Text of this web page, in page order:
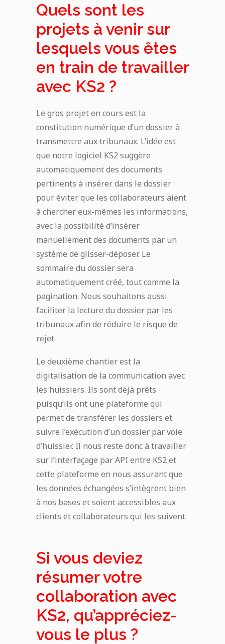
Quels sont les
projets à venir sur
lesquels vous êtes
en train de travailler
avec KS2 ?
Le gros projet en cours est la
constitution numérique d’un dossier à
transmettre aux tribunaux. L’idée est
que notre logiciel KS2 suggère
automatiquement des documents
pertinents à insérer dans le dossier
pour éviter que les collaborateurs aient
à chercher eux-mêmes les informations,
avec la possibilité d’insérer
manuellement des documents par un
système de glisser-déposer. Le
sommaire du dossier sera
automatiquement créé, tout comme la
pagination. Nous souhaitons aussi
faciliter la lecture du dossier par les
tribunaux afin de réduire le risque de
rejet.
Le deuxième chantier est la
digitalisation de la communication avec
les huissiers. Ils sont déjà prêts
puisqu’ils ont une plateforme qui
permet de transférer les dossiers et
suivre l’exécution d’un dossier par voie
d’huissier. Il nous reste donc à travailler
sur l’interfaçage par API entre KS2 et
cette plateforme en nous assurant que
les données échangées s’intègrent bien
à nos bases et soient accessibles aux
clients et collaborateurs qui les suivent.
Si vous deviez
résumer votre
collaboration avec
KS2, qu’appréciez-
vous le plus ?